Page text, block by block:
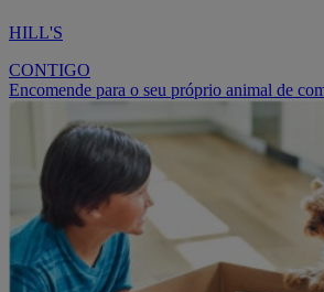
HILL'S
CONTIGO
Encomende para o seu próprio animal de